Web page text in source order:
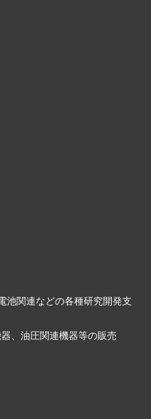
池関連などの各種研究開発支
、油圧関連機器等の販売